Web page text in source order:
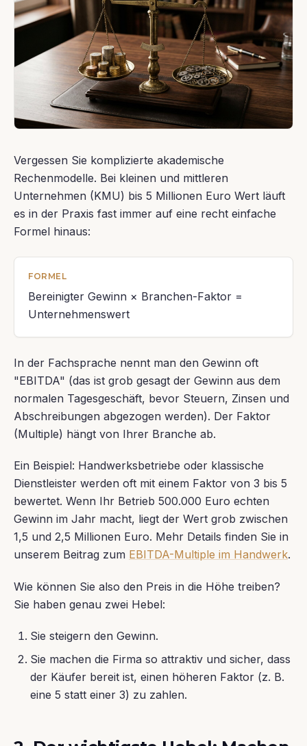
Vergessen Sie komplizierte akademische
Rechenmodelle. Bei kleinen und mittleren
Unternehmen (KMU) bis 5 Millionen Euro Wert läuft
es in der Praxis fast immer auf eine recht einfache
Formel hinaus:
FORMEL
Bereinigter Gewinn × Branchen-Faktor =
Unternehmenswert
In der Fachsprache nennt man den Gewinn oft
"EBITDA" (das ist grob gesagt der Gewinn aus dem
normalen Tagesgeschäft, bevor Steuern, Zinsen und
Abschreibungen abgezogen werden). Der Faktor
(Multiple) hängt von Ihrer Branche ab.
Ein Beispiel: Handwerksbetriebe oder klassische
Dienstleister werden oft mit einem Faktor von 3 bis 5
bewertet. Wenn Ihr Betrieb 500.000 Euro echten
Gewinn im Jahr macht, liegt der Wert grob zwischen
1,5 und 2,5 Millionen Euro. Mehr Details finden Sie in
unserem Beitrag zum EBITDA-Multiple im Handwerk.
Wie können Sie also den Preis in die Höhe treiben?
Sie haben genau zwei Hebel:
Sie steigern den Gewinn.
Sie machen die Firma so attraktiv und sicher, dass
der Käufer bereit ist, einen höheren Faktor (z. B.
eine 5 statt einer 3) zu zahlen.